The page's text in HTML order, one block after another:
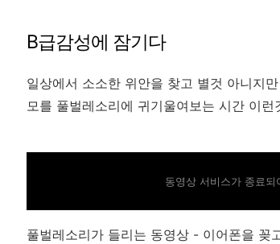
B급감성에 잠기다
일상에서 소소한 위안을 찾고 별것 아니지
모를 풀벌레소리에 귀기울여보는 시간 이
동영상 서비스가 종료
풀벌레소리가 들리는 동영상 - 이어폰을 꽂